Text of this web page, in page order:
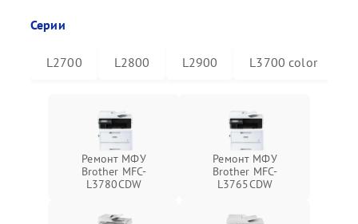
Серии
L2700 L2800 L2900 L3700 color
Ремонт МФУ
Brother MFC-
L3780CDW
Ремонт МФУ
Brother MFC-
L3765CDW